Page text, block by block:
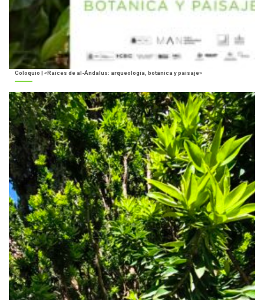
Coloquio | «Raíces de al-Ándalus: arqueología, botánica y paisaje»